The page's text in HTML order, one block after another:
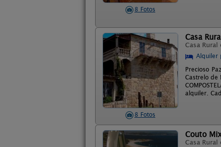
8 Fotos
8 Fotos
Casa
Casa Rural
Alquiler
Precioso
Castrelo de
alquiler.
Couto
Casa Rural